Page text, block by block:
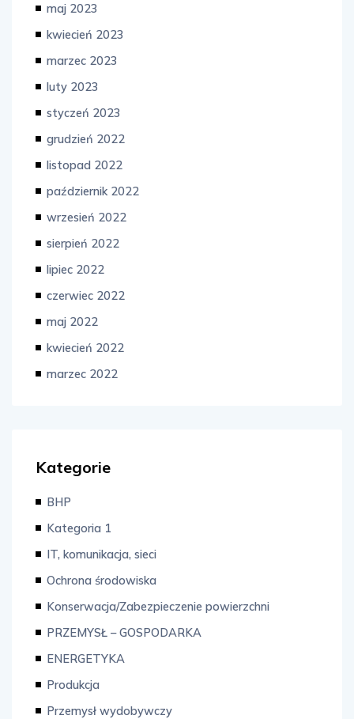
maj 2023
kwiecień 2023
marzec 2023
luty 2023
styczeń 2023
grudzień 2022
listopad 2022
październik 2022
wrzesień 2022
sierpień 2022
lipiec 2022
czerwiec 2022
maj 2022
kwiecień 2022
marzec 2022
Kategorie
BHP
Kategoria 1
IT, komunikacja, sieci
Ochrona środowiska
Konserwacja/Zabezpieczenie powierzchni
PRZEMYSŁ – GOSPODARKA
ENERGETYKA
Produkcja
Przemysł wydobywczy